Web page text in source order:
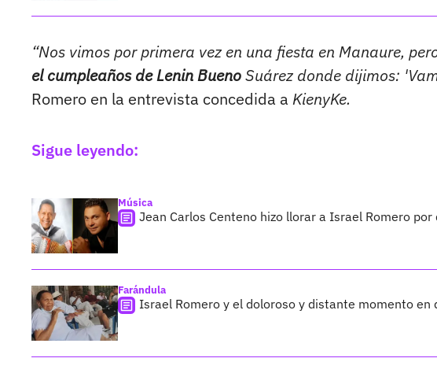
“Nos vimos por primera vez en una fiesta en Manaure,
el cumpleaños de Lenin BuenoSuárez donde dijimos:
Romero en la entrevista concedida a KienyKe.
Sigue leyendo:
Música
Jean Carlos Centeno hizo llorar a Israel Romero
Farándula
Israel Romero y el doloroso y distante momento